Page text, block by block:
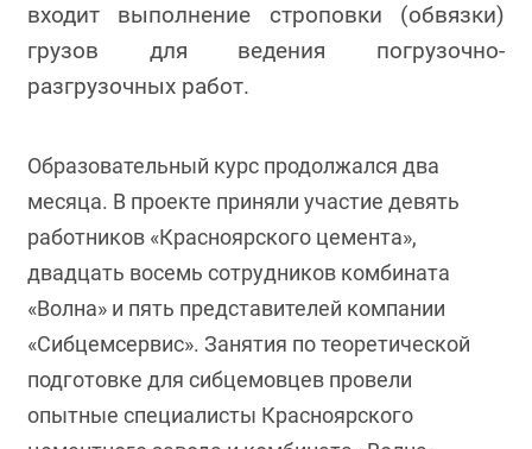
входит выполнение строповки (обвязки)
грузов для ведения погрузочно-
разгрузочных работ.
Образовательный курс продолжался два
месяца. В проекте приняли участие девять
работников «Красноярского цемента»,
двадцать восемь сотрудников комбината
«Волна» и пять представителей компании
«Сибцемсервис». Занятия по теоретической
подготовке для сибцемовцев провели
опытные специалисты Красноярского